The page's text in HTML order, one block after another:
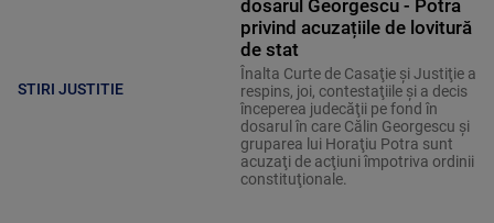
STIRI JUSTITIE
dosarul Georgescu - Potra
privind acuzațiile de lovitură
de stat
Înalta Curte de Casaţie şi Justiţie a
respins, joi, contestaţiile şi a decis
începerea judecăţii pe fond în
dosarul în care Călin Georgescu şi
gruparea lui Horaţiu Potra sunt
acuzaţi de acţiuni împotriva ordinii
constituţionale.